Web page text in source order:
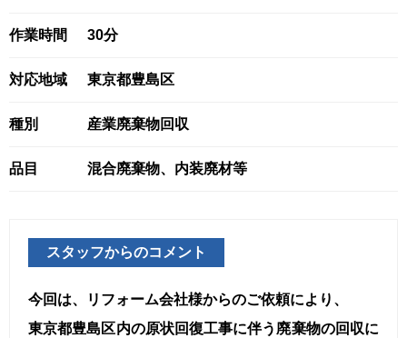
作業時間 30分
対応地域 東京都豊島区
種別 産業廃棄物回収
品目 混合廃棄物、内装廃材等
スタッフからのコメント
今回は、リフォーム会社様からのご依頼により、
東京都豊島区内の原状回復工事に伴う廃棄物の回収に